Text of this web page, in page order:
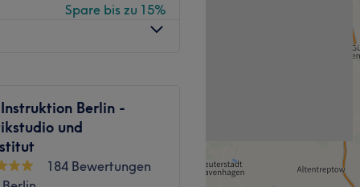
Zurück zur Salonansicht
Wunsch nach
genießt wohltuende
Nollendorfplatz in nur
Thai-Wellness-
Spare bis zu 15%
Berlin -
und
184 Bewertungen